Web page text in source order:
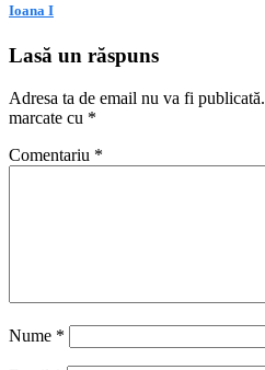
Ioana I
Lasă un răspuns
Adresa ta de email nu va fi publicată.
marcate cu *
Comentariu *
Nume *